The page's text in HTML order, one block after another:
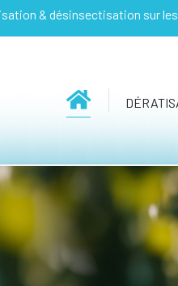
& désinsectisation sur